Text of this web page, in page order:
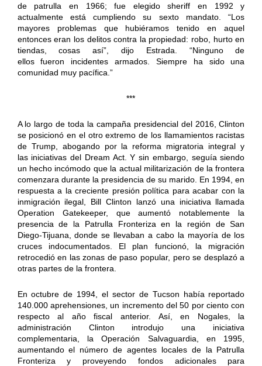
de patrulla en 1966; fue elegido sheriff en 1992 y
actualmente está cumpliendo su sexto mandato. “Los
mayores problemas que hubiéramos tenido en aquel
entonces eran los delitos contra la propiedad: robo, hurto en
tiendas, cosas así”, dijo Estrada. “Ninguno de
ellos fueron incidentes armados. Siempre ha sido una
comunidad muy pacífica.”
***
A lo largo de toda la campaña presidencial del 2016, Clinton
se posicionó en el otro extremo de los llamamientos racistas
de Trump, abogando por la reforma migratoria integral y
las iniciativas del Dream Act. Y sin embargo, seguía siendo
un hecho incómodo que la actual militarización de la frontera
comenzara durante la presidencia de su marido. En 1994, en
respuesta a la creciente presión política para acabar con la
inmigración ilegal, Bill Clinton lanzó una iniciativa llamada
Operation Gatekeeper, que aumentó notablemente la
presencia de la Patrulla Fronteriza en la región de San
Diego-Tijuana, donde se llevaban a cabo la mayoría de los
cruces indocumentados. El plan funcionó, la migración
retrocedió en las zonas de paso popular, pero se desplazó a
otras partes de la frontera.
En octubre de 1994, el sector de Tucson había reportado
140.000 aprehensiones, un incremento del 50 por ciento con
respecto al año fiscal anterior. Así, en Nogales, la
administración Clinton introdujo una iniciativa
complementaria, la Operación Salvaguardia, en 1995,
aumentando el número de agentes locales de la Patrulla
Fronteriza y proveyendo fondos adicionales para